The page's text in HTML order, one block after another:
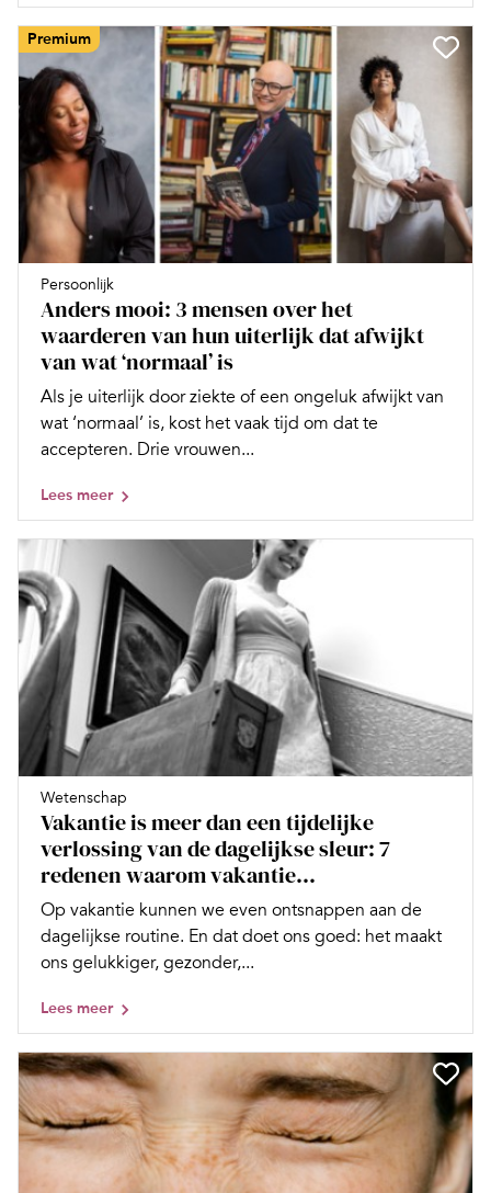
Premium
Persoonlijk
Anders mooi: 3 mensen over het
waarderen van hun uiterlijk dat afwijkt
van wat ‘normaal’ is
Als je uiterlijk door ziekte of een ongeluk afwijkt van
wat ‘normaal’ is, kost het vaak tijd om dat te
accepteren. Drie vrouwen...
Lees meer
Wetenschap
Vakantie is meer dan een tijdelijke
verlossing van de dagelijkse sleur: 7
redenen waarom vakantie...
Op vakantie kunnen we even ontsnappen aan de
dagelijkse routine. En dat doet ons goed: het maakt
ons gelukkiger, gezonder,...
Lees meer